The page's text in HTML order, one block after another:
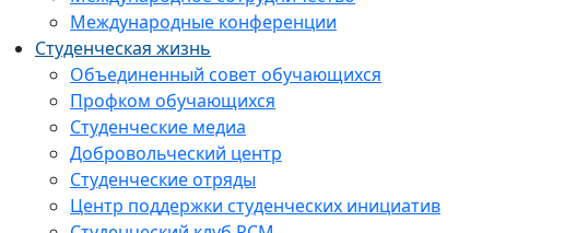
Международные конференции
Студенческая жизнь
Объединенный совет обучающихся
Профком обучающихся
Студенческие медиа
Добровольческий центр
Студенческие отряды
Центр поддержки студенческих инициатив